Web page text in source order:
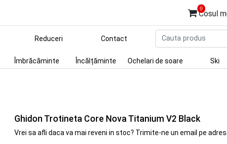
0
Cosul
Reduceri Contact
Îmbrăcăminte Încălțăminte Ochelari de soare Ski
Ghidon Trotineta Core Nova Titanium V2 Black
Vrei sa afli daca va mai reveni in stoc? Trimite-ne un email pe